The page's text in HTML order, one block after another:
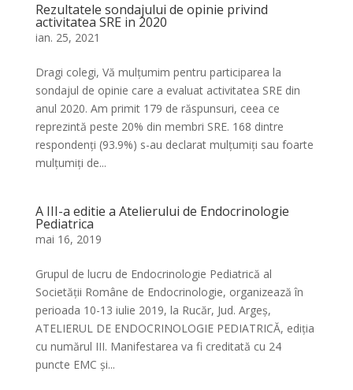
Rezultatele sondajului de opinie privind
activitatea SRE in 2020
ian. 25, 2021
Dragi colegi, Vă mulțumim pentru participarea la
sondajul de opinie care a evaluat activitatea SRE din
anul 2020. Am primit 179 de răspunsuri, ceea ce
reprezintă peste 20% din membri SRE. 168 dintre
respondenți (93.9%) s-au declarat mulțumiți sau foarte
mulțumiți de...
A III-a editie a Atelierului de Endocrinologie
Pediatrica
mai 16, 2019
Grupul de lucru de Endocrinologie Pediatrică al
Societății Române de Endocrinologie, organizează în
perioada 10-13 iulie 2019, la Rucăr, Jud. Argeș,
ATELIERUL DE ENDOCRINOLOGIE PEDIATRICĂ, ediția
cu numărul III. Manifestarea va fi creditată cu 24
puncte EMC și...